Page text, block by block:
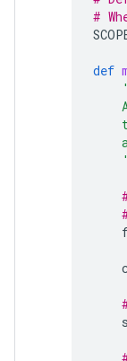
#
def